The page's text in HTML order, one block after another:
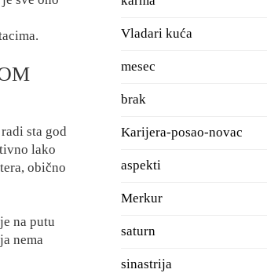
sta god
lako
obično
na putu
nema
Vladari kuća
mesec
brak
Karijera-posao-novac
aspekti
Merkur
saturn
sinastrija